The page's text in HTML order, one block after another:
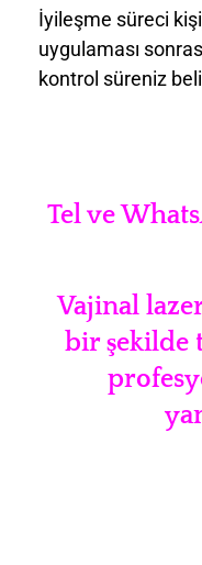
İyileşme süreci
uygulaması
kontrol süreniz
Tel ve
Vajinal
bir şekilde